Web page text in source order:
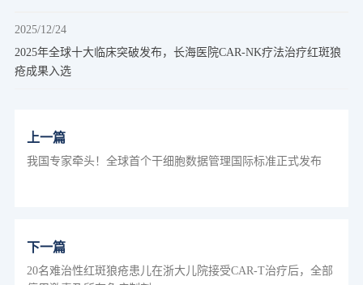
2025/12/24
2025年全球十大临床突破发布，长海医院CAR-NK疗法治疗红斑狼
疮成果入选
上一篇
我国专家牵头！全球首个干细胞数据管理国际标准正式发布
下一篇
20名难治性红斑狼疮患儿在浙大儿院接受CAR-T治疗后，全部